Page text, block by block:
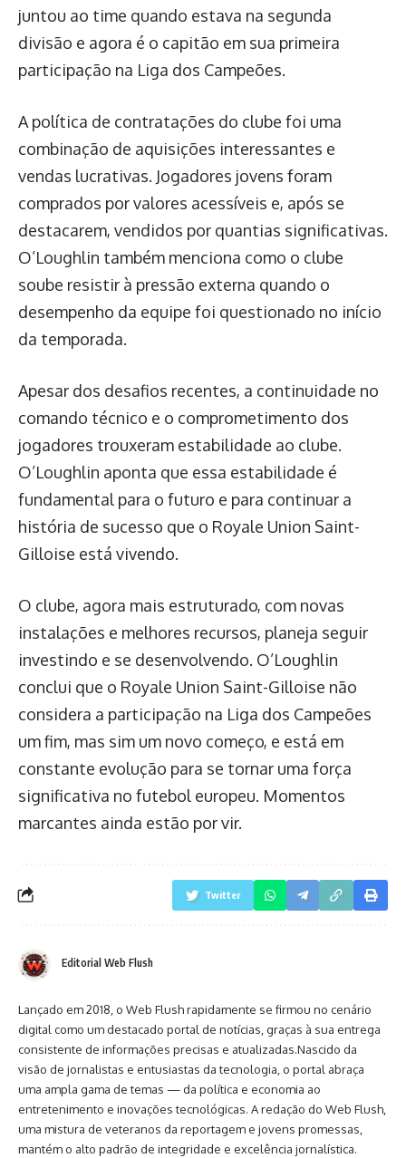
juntou ao time quando estava na segunda
divisão e agora é o capitão em sua primeira
participação na Liga dos Campeões.
A política de contratações do clube foi uma
combinação de aquisições interessantes e
vendas lucrativas. Jogadores jovens foram
comprados por valores acessíveis e, após se
destacarem, vendidos por quantias significativas.
O’Loughlin também menciona como o clube
soube resistir à pressão externa quando o
desempenho da equipe foi questionado no início
da temporada.
Apesar dos desafios recentes, a continuidade no
comando técnico e o comprometimento dos
jogadores trouxeram estabilidade ao clube.
O’Loughlin aponta que essa estabilidade é
fundamental para o futuro e para continuar a
história de sucesso que o Royale Union Saint-
Gilloise está vivendo.
O clube, agora mais estruturado, com novas
instalações e melhores recursos, planeja seguir
investindo e se desenvolvendo. O’Loughlin
conclui que o Royale Union Saint-Gilloise não
considera a participação na Liga dos Campeões
um fim, mas sim um novo começo, e está em
constante evolução para se tornar uma força
significativa no futebol europeu. Momentos
marcantes ainda estão por vir.
Twitter
Editorial Web Flush
Lançado em 2018, o Web Flush rapidamente se firmou no cenário
digital como um destacado portal de notícias, graças à sua entrega
consistente de informações precisas e atualizadas.Nascido da
visão de jornalistas e entusiastas da tecnologia, o portal abraça
uma ampla gama de temas — da política e economia ao
entretenimento e inovações tecnológicas. A redação do Web Flush,
uma mistura de veteranos da reportagem e jovens promessas,
mantém o alto padrão de integridade e excelência jornalística.